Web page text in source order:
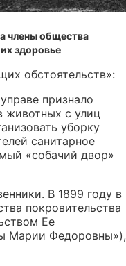
члены общества
здоровье
обстоятельств»:
признало
животных с улиц
уборку
санитарное
«собачий двор»
В 1899 году в
покровительства
Ее
Марии Федоровны»),